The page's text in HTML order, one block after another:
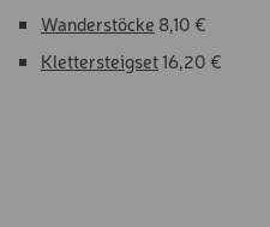
Wanderstöcke 8,10 €
Klettersteigset16,20 €